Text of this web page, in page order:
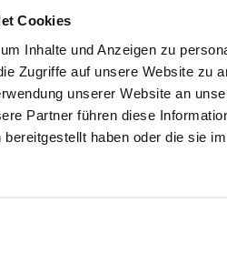
Cookies
Inhalte und Anzeigen zu
Zugriffe auf unsere Website zu
unserer Website an
Partner führen diese
haben oder die sie